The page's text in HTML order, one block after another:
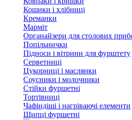
Кошики і хлібниці
Креманки
Марміт
Органайзери для столових
Попільнички
Підноси і вітрини для фурштету
Серветниці
Цукорниці і маслянки
Соусники і молочники
Стійки фуршетні
Тортівниці
Чафіндіші і нагріваючі елементи
Щипці фуршетні